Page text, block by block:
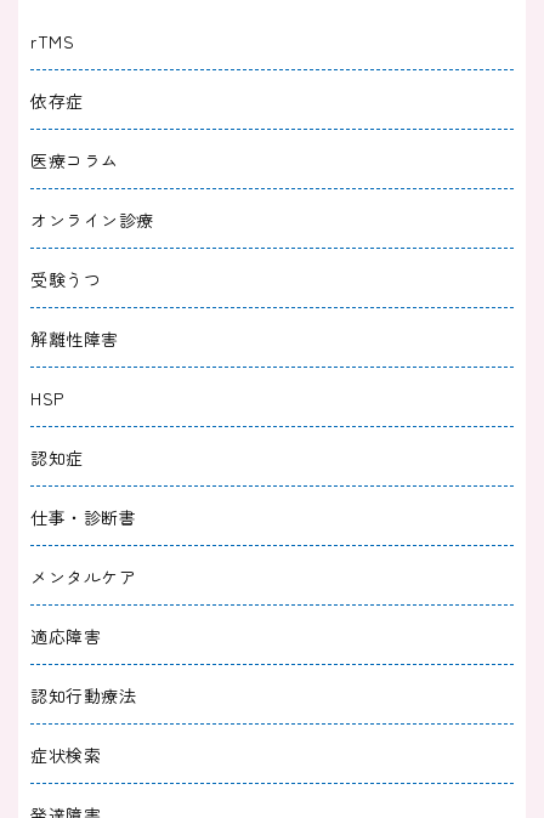
2025/08/31
適応障害の診断書を出したのに休職させてくれ
ない！対処法も解説
2025/07/31 適応障害
適応障害に向いてる仕事とは？向いていない仕
2025/05/31
適応障害の治し方｜自分でできる対処法や回復
までの流れを解説
2025/04/30 適応障害
適応障害と嘘をつく人を見抜くポイント｜嘘だ
2025/04/30
適応障害に波があるのは普通？理由と5つの対
処法について解説
2025/04/30
rTMS
依存症
医療コラム
オンライン診療
受験うつ
解離性障害
HSP
認知症
仕事・診断書
メンタルケア
適応障害
認知行動療法
症状検索